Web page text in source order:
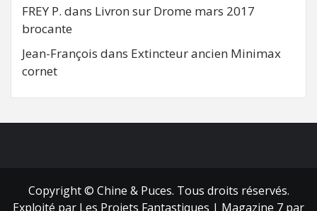
FREY P. dans Livron sur Drome mars 2017
brocante
Jean-François dans Extincteur ancien Minimax
cornet
Copyright © Chine & Puces. Tous droits réservés.
Exploité par Les Projets Fantastiques | Magazine 7 par